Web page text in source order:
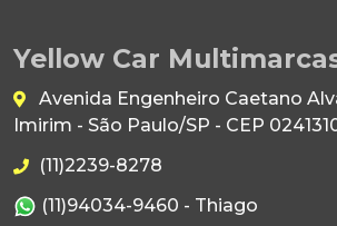
Yellow Car
Avenida Engenheiro Caetano
Imirim - São Paulo/SP - CEP
(11)2239-8278
(11)94034-9460 - Thiago